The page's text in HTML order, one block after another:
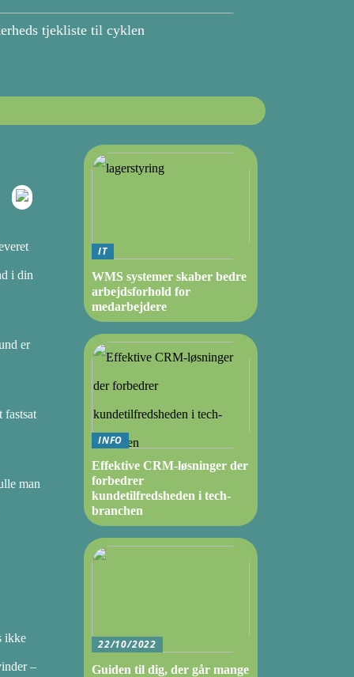
tjekliste til cyklen
i din
er
fastsat
man
ikke
–
IT
WMS systemer skaber bedre
arbejdsforhold for
medarbejdere
INFO
Effektive CRM-løsninger der
forbedrer
kundetilfredsheden i tech-
branchen
22/10/2022
Guiden til dig, der går mange